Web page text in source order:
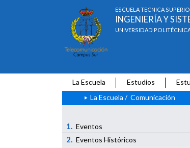
ESCUELA TÉCNICA
INGENIERÍA Y
UNIVERSIDAD
La Escuela Estudios
La Escuela / Comunicación
1. Eventos
2. Eventos Históricos